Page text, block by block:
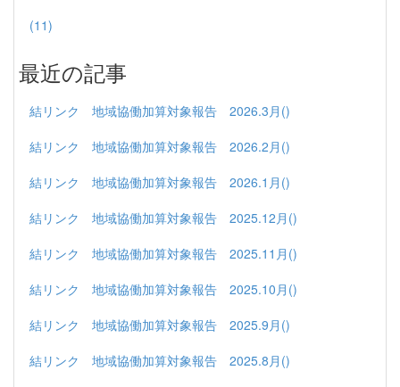
(11)
最近の記事
結リンク 地域協働加算対象報告 2026.3月()
結リンク 地域協働加算対象報告 2026.2月()
結リンク 地域協働加算対象報告 2026.1月()
結リンク 地域協働加算対象報告 2025.12月()
結リンク 地域協働加算対象報告 2025.11月()
結リンク 地域協働加算対象報告 2025.10月()
結リンク 地域協働加算対象報告 2025.9月()
結リンク 地域協働加算対象報告 2025.8月()